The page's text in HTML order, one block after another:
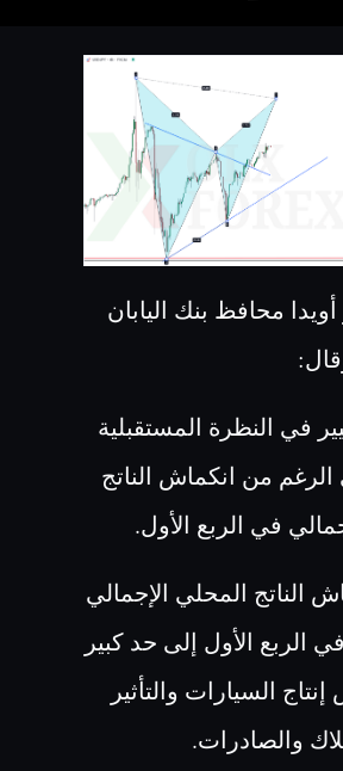
محافظ بنك اليابان
في النظرة المستقبلية
الرغم من انكماش الناتج
في الربع الأول.
الناتج المحلي الإجمالي
الربع الأول إلى حد كبير
السيارات والتأثير
والصادرات.